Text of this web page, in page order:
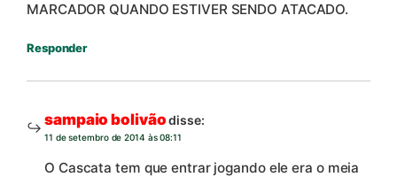
MARCADOR QUANDO ESTIVER SENDO ATACADO.
Responder
sampaio bolivão disse:
11 de setembro de 2014 às 08:11
O Cascata tem que entrar jogando ele era o meia